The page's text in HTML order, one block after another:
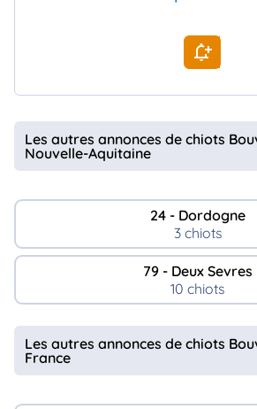
Les autres annonces de chiots
Nouvelle-Aquitaine
24 - Dordogne
3 chiots
79 - Deux Sevres
10 chiots
Les autres annonces de chiots
France